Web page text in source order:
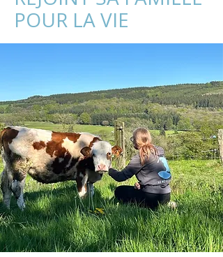
POUR LA VIE